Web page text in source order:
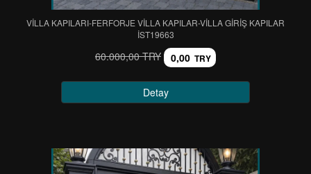
VİLLA KAPILARI-FERFORJE VİLLA KAPILAR-VİLLA GİRİŞ KAPILAR
IST19663
60.000,00 TRY 0,00 TRY
Detay